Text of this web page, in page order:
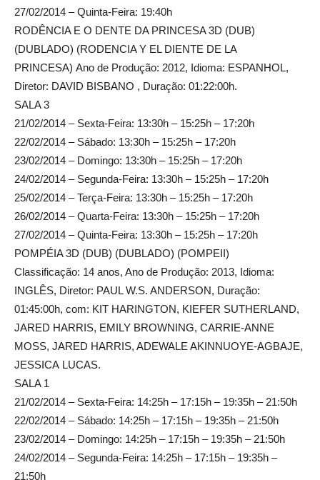
27/02/2014 – Quinta-Feira: 19:40h
RODÊNCIA E O DENTE DA PRINCESA 3D (DUB)
(DUBLADO) (RODENCIA Y EL DIENTE DE LA
PRINCESA) Ano de Produção: 2012, Idioma: ESPANHOL,
Diretor: DAVID BISBANO , Duração: 01:22:00h.
SALA 3
21/02/2014 – Sexta-Feira: 13:30h – 15:25h – 17:20h
22/02/2014 – Sábado: 13:30h – 15:25h – 17:20h
23/02/2014 – Domingo: 13:30h – 15:25h – 17:20h
24/02/2014 – Segunda-Feira: 13:30h – 15:25h – 17:20h
25/02/2014 – Terça-Feira: 13:30h – 15:25h – 17:20h
26/02/2014 – Quarta-Feira: 13:30h – 15:25h – 17:20h
27/02/2014 – Quinta-Feira: 13:30h – 15:25h – 17:20h
POMPÉIA 3D (DUB) (DUBLADO) (POMPEII)
Classificação: 14 anos, Ano de Produção: 2013, Idioma:
INGLÊS, Diretor: PAUL W.S. ANDERSON, Duração:
01:45:00h, com: KIT HARINGTON, KIEFER SUTHERLAND,
JARED HARRIS, EMILY BROWNING, CARRIE-ANNE
MOSS, JARED HARRIS, ADEWALE AKINNUOYE-AGBAJE,
JESSICA LUCAS.
SALA 1
21/02/2014 – Sexta-Feira: 14:25h – 17:15h – 19:35h – 21:50h
22/02/2014 – Sábado: 14:25h – 17:15h – 19:35h – 21:50h
23/02/2014 – Domingo: 14:25h – 17:15h – 19:35h – 21:50h
24/02/2014 – Segunda-Feira: 14:25h – 17:15h – 19:35h –
21:50h